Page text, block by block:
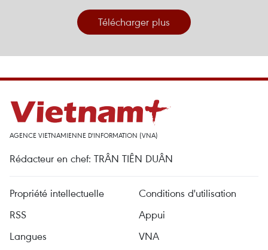
Télécharger plus
AGENCE VIETNAMIENNE D'INFORMATION (VNA)
Rédacteur en chef: TRÂN TIÊN DUÂN
Propriété intellectuelle
Conditions d'utilisation
RSS
Appui
Langues
VNA